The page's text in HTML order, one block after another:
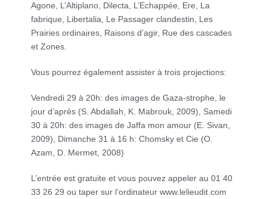
Agone, L’Altiplano, Dilecta, L’Echappée, Ere, La
fabrique, Libertalia, Le Passager clandestin, Les
Prairies ordinaires, Raisons d’agir, Rue des cascades
et Zones.
Vous pourrez également assister à trois projections:
Vendredi 29 à 20h: des images de Gaza-strophe, le
jour d’après (S. Abdallah, K. Mabrouk, 2009), Samedi
30 à 20h: des images de Jaffa mon amour (E. Sivan,
2009), Dimanche 31 à 16 h: Chomsky et Cie (O.
Azam, D. Mermet, 2008)
L’entrée est gratuite et vous pouvez appeler au 01 40
33 26 29 ou taper sur l’ordinateur www.lelieudit.com